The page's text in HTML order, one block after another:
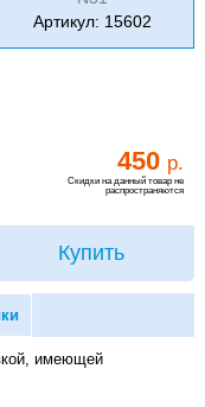
Артикул: 15602
450 р.
Скидки на данный товар не
распространяются
Купить
имеющей